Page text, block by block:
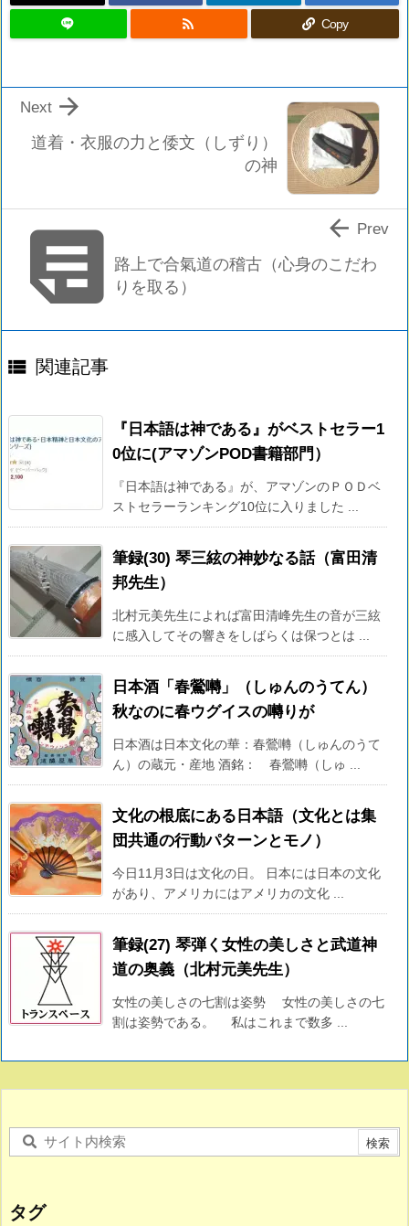
 Copy
道着・衣服の力と倭文（しずり）
の神

Next
路上で合氣道の稽古（心身のこだわ
りを取る）
 Prev
 関連記事
『日本語は神である』がベストセラー1
0位に(アマゾンPOD書籍部門）
『日本語は神である』が、アマゾンのＰＯＤベ
ストセラーランキング10位に入りました ...
筆録(30) 琴三絃の神妙なる話（富田清
邦先生）
北村元美先生によれば富田清峰先生の音が三絃
に感入してその響きをしばらくは保つとは ...
日本酒「春鶯囀」（しゅんのうてん）
秋なのに春ウグイスの囀りが
日本酒は日本文化の華：春鶯囀（しゅんのうて
ん）の蔵元・産地 酒銘： 春鶯囀（しゅ ...
文化の根底にある日本語（文化とは集
団共通の行動パターンとモノ）
今日11月3日は文化の日。 日本には日本の文化
があり、アメリカにはアメリカの文化 ...
筆録(27) 琴弾く女性の美しさと武道神
道の奥義（北村元美先生）
女性の美しさの七割は姿勢 女性の美しさの七
割は姿勢である。 私はこれまで数多 ...
タグ